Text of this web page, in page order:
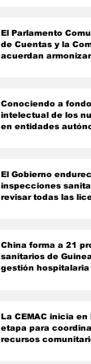
El Parlamento
de Cuentas y la
acuerdan
Conociendo a
intelectual de los
en entidades
El Gobierno
inspecciones
revisar todas las
China forma a 21
sanitarios de
gestión hospitalaria
La CEMAC inicia en
etapa para
recursos